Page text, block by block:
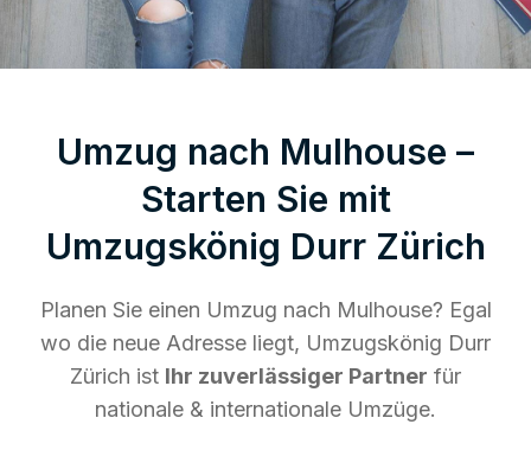
Umzug nach Mulhouse –
Starten Sie mit
Umzugskönig Durr Zürich
Planen Sie einen Umzug nach Mulhouse? Egal
wo die neue Adresse liegt, Umzugskönig Durr
Zürich ist Ihr zuverlässiger Partner für
nationale & internationale Umzüge.